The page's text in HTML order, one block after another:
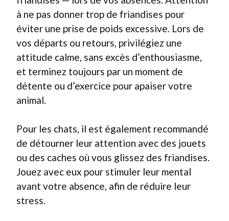
à ne pas donner trop de friandises pour
éviter une prise de poids excessive. Lors de
vos départs ou retours, privilégiez une
attitude calme, sans excès d’enthousiasme,
et terminez toujours par un moment de
détente ou d’exercice pour apaiser votre
animal.
Pour les chats, il est également recommandé
de détourner leur attention avec des jouets
ou des caches où vous glissez des friandises.
Jouez avec eux pour stimuler leur mental
avant votre absence, afin de réduire leur
stress.